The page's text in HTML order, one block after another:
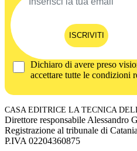
ISCRIVITI
Dichiaro di avere preso
accettare tutte le condizioni
CASA EDITRICE LA TECNICA
Direttore responsabile Alessandro
Registrazione al tribunale di
P.IVA 02204360875